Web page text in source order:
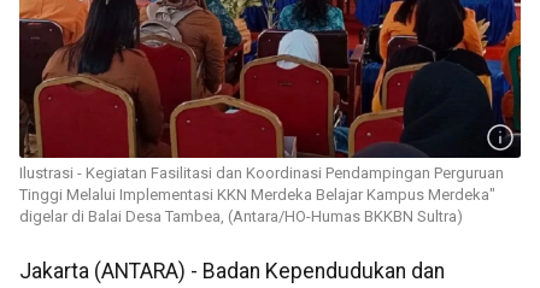
Ilustrasi - Kegiatan Fasilitasi dan Koordinasi Pendampingan Perguruan
Tinggi Melalui Implementasi KKN Merdeka Belajar Kampus Merdeka"
digelar di Balai Desa Tambea, (Antara/HO-Humas BKKBN Sultra)
Jakarta (ANTARA) - Badan Kependudukan dan